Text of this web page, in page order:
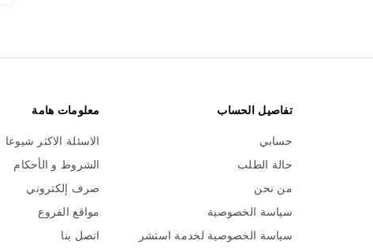
تفاصيل الحساب
حسابي
حالة الطلب
من نحن
سياسة الخصوصية
سياسة الخصوصية لخدمة استشر
معلومات هامة
الاسئلة الاكثر شيوعا
الشروط و الأحكام
صرف إلكتروني
مواقع الفروع
اتصل بنا